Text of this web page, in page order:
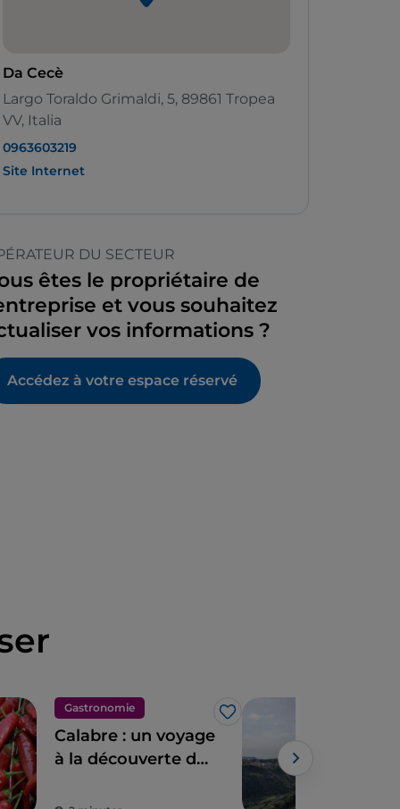
Da Cecè
Largo Toraldo Grimaldi, 5, 89861 Tropea
VV, Italia
0963603219
Site Internet
DU SECTEUR
êtes le propriétaire de
et vous souhaitez
vos informations ?
Accédez à votre espace réservé
Gastronomie
J’aime
Calabre : un voyage
à la découverte de